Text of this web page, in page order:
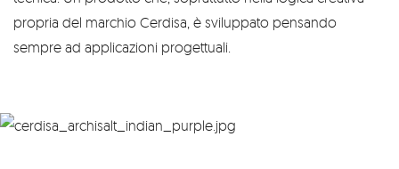
propria del marchio Cerdisa, è sviluppato pensando
sempre ad applicazioni progettuali.